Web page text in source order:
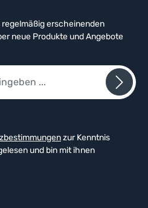
erscheinenden
neue Produkte und Angebote
zur Kenntnis
und bin mit ihnen